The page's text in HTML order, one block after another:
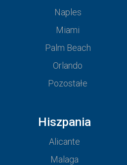
Naples
Miami
Palm Beach
Orlando
Pozostałe
Hiszpania
Alicante
Malaga